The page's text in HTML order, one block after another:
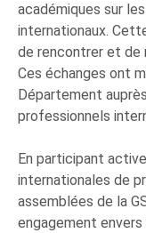
académiques sur
internationaux.
de rencontrer et de
Ces échanges ont
Département
professionnels
En participant
internationales de
assemblées de la
engagement envers